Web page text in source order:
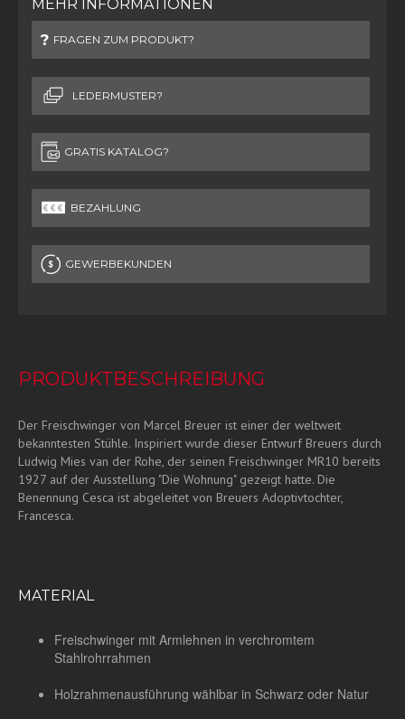
MEHR INFORMATIONEN
FRAGEN ZUM PRODUKT?
LEDERMUSTER?
GRATIS KATALOG?
BEZAHLUNG
GEWERBEKUNDEN
PRODUKTBESCHREIBUNG
Der Freischwinger von Marcel Breuer ist einer der weltweit
bekanntesten Stühle. Inspiriert wurde dieser Entwurf Breuers durch
Ludwig Mies van der Rohe, der seinen Freischwinger MR10 bereits
1927 auf der Ausstellung "Die Wohnung" gezeigt hatte. Die
Benennung Cesca ist abgeleitet von Breuers Adoptivtochter,
Francesca.
MATERIAL
Freischwinger mit Armlehnen in verchromtem
Stahlrohrrahmen
Holzrahmenausführung wählbar in Schwarz oder Natur